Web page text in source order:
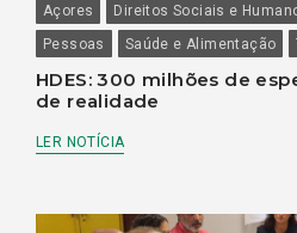
Açores Direitos Sociais e
Pessoas
Saúde e Alimentação
HDES: 300 milhões de
de realidade
LER NOTÍCIA